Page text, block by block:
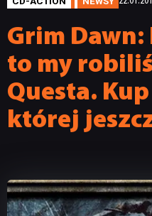
Grim Dawn:
to my
Questa.
której